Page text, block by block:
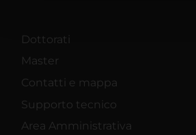
raccolto dal tuo utilizzo dei loro servizi.
Dottorati
Master
Contatti e mappa
Supporto tecnico
Area Amministrativa